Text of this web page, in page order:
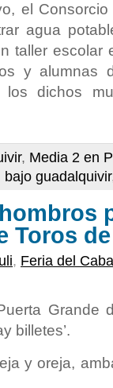
el
agua
taller escolar
y alumnas
los dichos
, Media 2 en
bajo guadalquivir
Toros
, Feria del
Grande
billetes’.
y oreja,